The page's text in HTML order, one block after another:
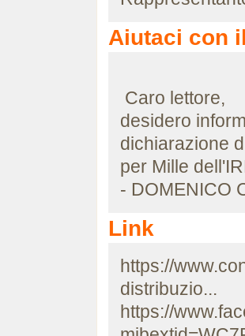
Aiutaci con
Caro lettore,
desidero
dichiarazione
per Mille
- DOMENICO
Link
https://
distribuzio...
https://